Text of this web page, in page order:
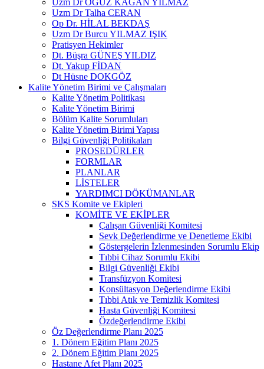
Uzm Dr Talha CERAN
Op Dr. HİLAL BEKDAŞ
Uzm Dr Burcu YILMAZ IŞIK
Pratisyen Hekimler
Dt. Büşra GÜNEŞ YILDIZ
Dt. Yakup FİDAN
Dt Hüsne DOKGÖZ
Kalite Yönetim Birimi ve Çalışmaları
Kalite Yönetim Politikası
Kalite Yönetim Birimi
Bölüm Kalite Sorumluları
Kalite Yönetim Birimi Yapısı
Bilgi Güvenliği Politikaları
PROSEDÜRLER
FORMLAR
PLANLAR
LİSTELER
YARDIMCI DÖKÜMANLAR
SKS Komite ve Ekipleri
KOMİTE VE EKİPLER
Çalışan Güvenliği Komitesi
Sevk Değerlendirme ve Denetleme Ekibi
Göstergelerin İzlenmesinden Sorumlu Ekip
Tıbbi Cihaz Sorumlu Ekibi
Bilgi Güvenliği Ekibi
Transfüzyon Komitesi
Konsültasyon Değerlendirme Ekibi
Tıbbi Atık ve Temizlik Komitesi
Hasta Güvenliği Komitesi
Özdeğerlendirme Ekibi
Öz Değerlendirme Planı 2025
1. Dönem Eğitim Planı 2025
2. Dönem Eğitim Planı 2025
Hastane Afet Planı 2025